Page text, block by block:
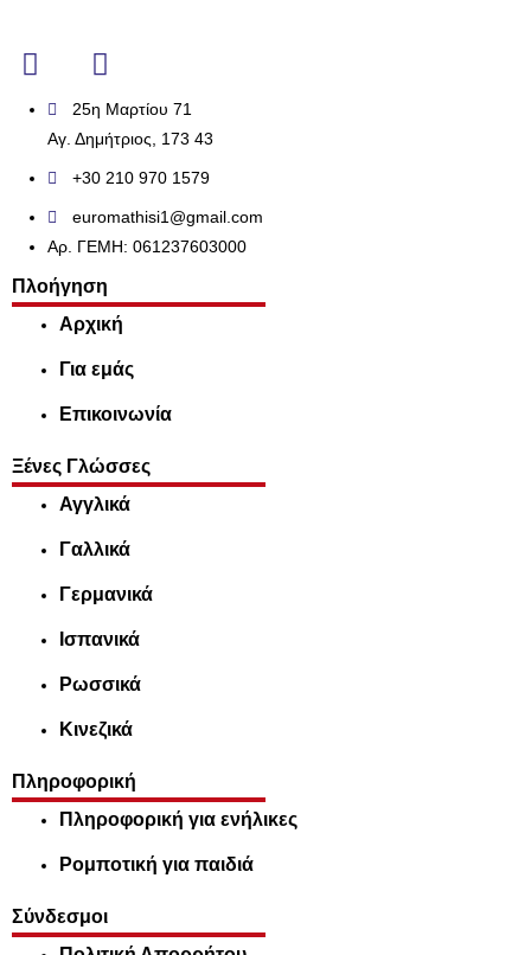
25η Μαρτίου 71
Αγ. Δημήτριος, 173 43
+30 210 970 1579
euromathisi1@gmail.com
Αρ. ΓΕΜΗ: 061237603000
Πλοήγηση
Αρχική
Για εμάς
Επικοινωνία
Ξένες Γλώσσες
Αγγλικά
Γαλλικά
Γερμανικά
Ισπανικά
Ρωσσικά
Κινεζικά
Πληροφορική
Πληροφορική για ενήλικες
Ρομποτική για παιδιά
Σύνδεσμοι